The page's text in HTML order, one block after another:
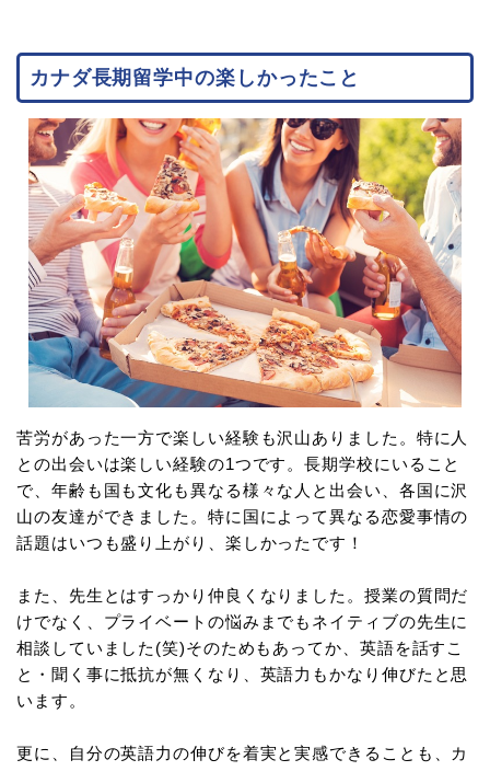
カナダ長期留学中の楽しかったこと
苦労があった一方で楽しい経験も沢山ありました。特に人
との出会いは楽しい経験の1つです。長期学校にいること
で、年齢も国も文化も異なる様々な人と出会い、各国に沢
山の友達ができました。特に国によって異なる恋愛事情の
話題はいつも盛り上がり、楽しかったです！
また、先生とはすっかり仲良くなりました。授業の質問だ
けでなく、プライベートの悩みまでもネイティブの先生に
相談していました(笑)そのためもあってか、英語を話すこ
と・聞く事に抵抗が無くなり、英語力もかなり伸びたと思
います。
更に、自分の英語力の伸びを着実と実感できることも、カ